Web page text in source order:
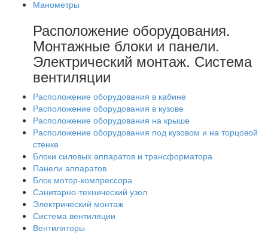
Манометры
Расположение оборудования.
Монтажные блоки и панели.
Электрический монтаж. Система
вентиляции
Расположение оборудования в кабине
Расположение оборудования в кузове
Расположение оборудования на крыше
Расположение оборудования под кузовом и на торцовой
стенке
Блоки силовых аппаратов и трансформатора
Панели аппаратов
Блок мотор-компрессора
Санитарно-технический узел
Электрический монтаж
Система вентиляции
Вентиляторы